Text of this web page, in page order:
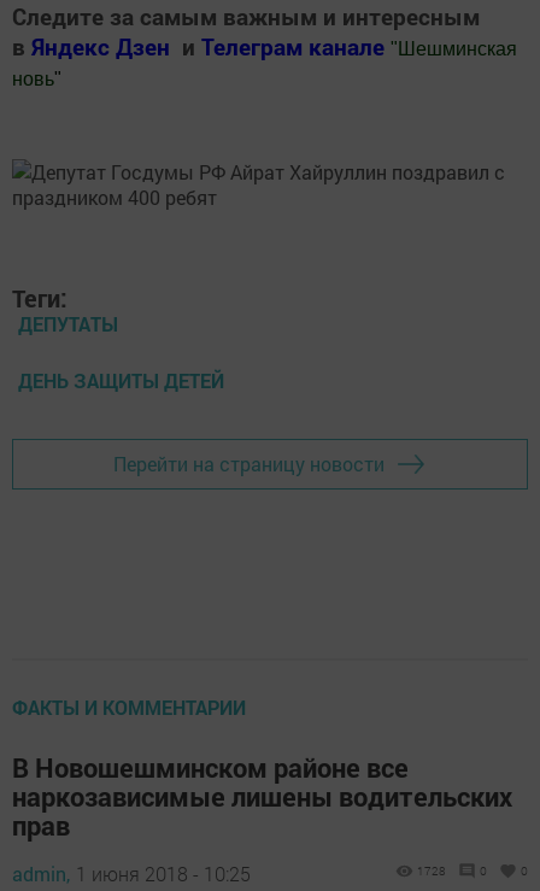
Следите за самым важным и интересным
в Яндекс Дзен и Телеграм канале " Шешминская
новь"
Теги:
ДЕПУТАТЫ
ДЕНЬ ЗАЩИТЫ ДЕТЕЙ
Перейти на страницу новости
ФАКТЫ И КОММЕНТАРИИ
В Новошешминском районе все
наркозависимые лишены водительских
прав
admin, 1 июня 2018 - 10:25 1728 0 0